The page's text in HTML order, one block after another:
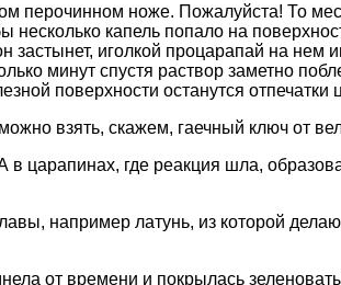
перочинном ноже. Пожалуйста! То
несколько капель попало на
застынет, иголкой процарапай на
минут спустя раствор заметно
поверхности останутся отпечатки
взять, скажем, гаечный ключ от
царапинах, где реакция шла,
например латунь, из которой
от времени и покрылась